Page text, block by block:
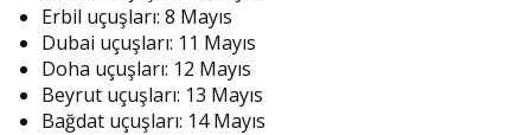
Erbil uçuşları: 8 Mayıs
Dubai uçuşları: 11 Mayıs
Doha uçuşları: 12 Mayıs
Beyrut uçuşları: 13 Mayıs
Bağdat uçuşları: 14 Mayıs